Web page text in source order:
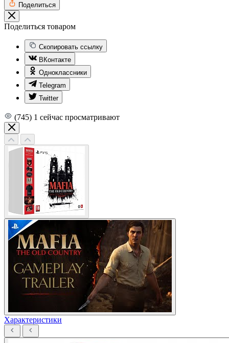
Поделиться
Поделиться товаром
Скопировать ссылку
ВКонтакте
Одноклассники
Telegram
Twitter
(745) 1 сейчас просматривают
Характеристики